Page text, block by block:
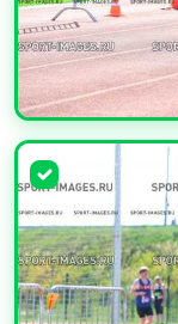
УВЕЛИЧИТЬ